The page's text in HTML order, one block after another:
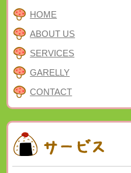
HOME
ABOUT US
SERVICES
GARELLY
CONTACT